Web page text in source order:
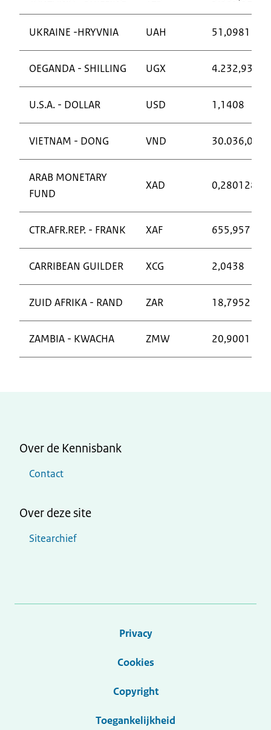
UKRAINE -HRYVNIA UAH 51,0981
OEGANDA - SHILLING UGX 4.232,93
U.S.A. - DOLLAR USD 1,1408
VIETNAM - DONG VND 30.036,0
ARAB MONETARY
FUND
XAD 0,280128
CTR.AFR.REP. - FRANK XAF 655,957
CARRIBEAN GUILDER XCG 2,0438
ZUID AFRIKA - RAND ZAR 18,7952
ZAMBIA - KWACHA ZMW 20,9001
Over de Kennisbank
Contact
Over deze site
Sitearchief
Privacy
Cookies
Copyright
Toegankelijkheid